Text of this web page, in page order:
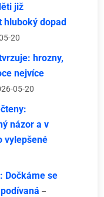
již
hluboký dopad
20
hrozny,
nejvíce
05-20
názor a v
vylepšené
Dočkáme se
–